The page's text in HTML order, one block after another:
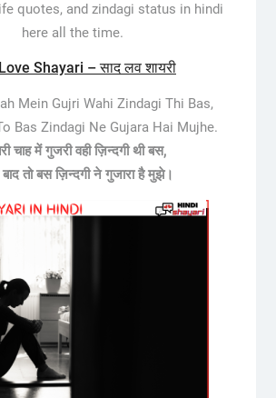
quotes, and zindagi status in hindi
here all the time.
Shayari – साद लव शायरी
Mein Gujri Wahi Zindagi Thi Bas,
Bas Zindagi Ne Gujara Hai Mujhe.
चाह में गुजरी वही ज़िन्दगी थी बस,
तो बस ज़िन्दगी ने गुजारा है मुझे।